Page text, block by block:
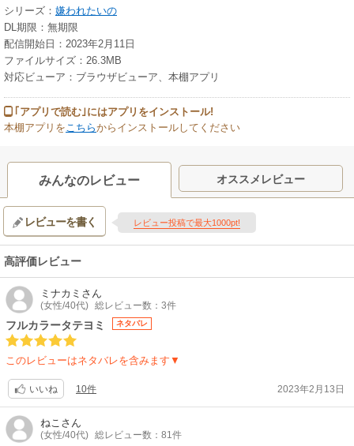
シリーズ： 嫌われたいの
DL期限：無期限
配信開始日：2023年2月11日
ファイルサイズ：26.3MB
対応ビューア：ブラウザビューア、本棚アプリ
｢アプリで読む｣にはアプリをインストール!
本棚アプリをこちらからインストールしてください
みんなのレビュー オススメレビュー
レビューを書く レビュー投稿で最大1000pt!
高評価レビュー
ミナカミ さん
(女性/40代) 総レビュー数：3件
フルカラータテヨミ ネタバレ
このレビューはネタバレを含みます▼
いいね 10件 2023年2月13日
ねこ さん
(女性/40代) 総レビュー数：81件